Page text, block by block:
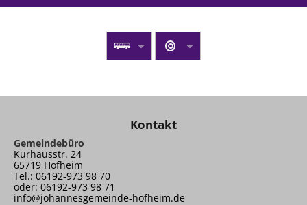
Kontakt
Gemeindebüro
Kurhausstr. 24
65719 Hofheim
Tel.: 06192-973 98 70
oder: 06192-973 98 71
info@johannesgemeinde-hofheim.de